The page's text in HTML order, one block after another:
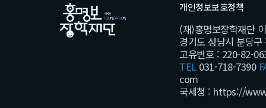
개인정보보호정책
(재)홍명보장학재단
경기도 성남시 분당
고유번호 : 220-82-
TEL031-718-7390
com
국세청 : https://